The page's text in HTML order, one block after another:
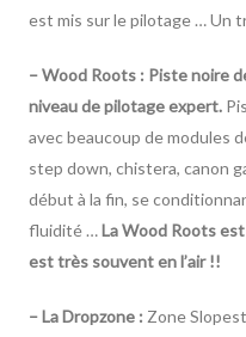
est mis sur le pilotage … Un
– Wood Roots : Piste noire
niveau de pilotage expert.
avec beaucoup de modules
step down, chistera, canon
début à la fin, se
fluidité …La Wood Roots
est très souvent en l’air !!
– La Dropzone : Zone